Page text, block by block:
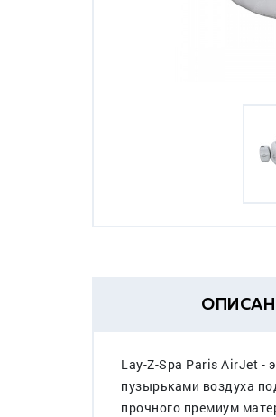
Lay-Z-Spa Paris AirJet -
пузырьками воздуха
прочного премиум